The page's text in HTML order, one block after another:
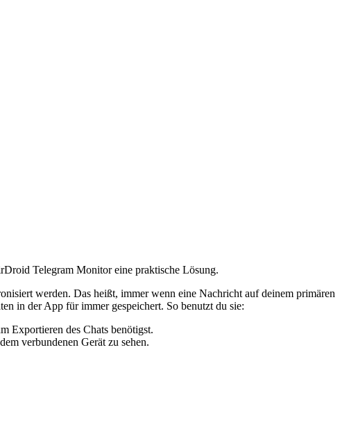
Telegram Monitor eine praktische Lösung.
werden. Das heißt, immer wenn eine Nachricht auf deinem primären
in der App für immer gespeichert. So benutzt du sie:
Exportieren des Chats benötigst.
verbundenen Gerät zu sehen.